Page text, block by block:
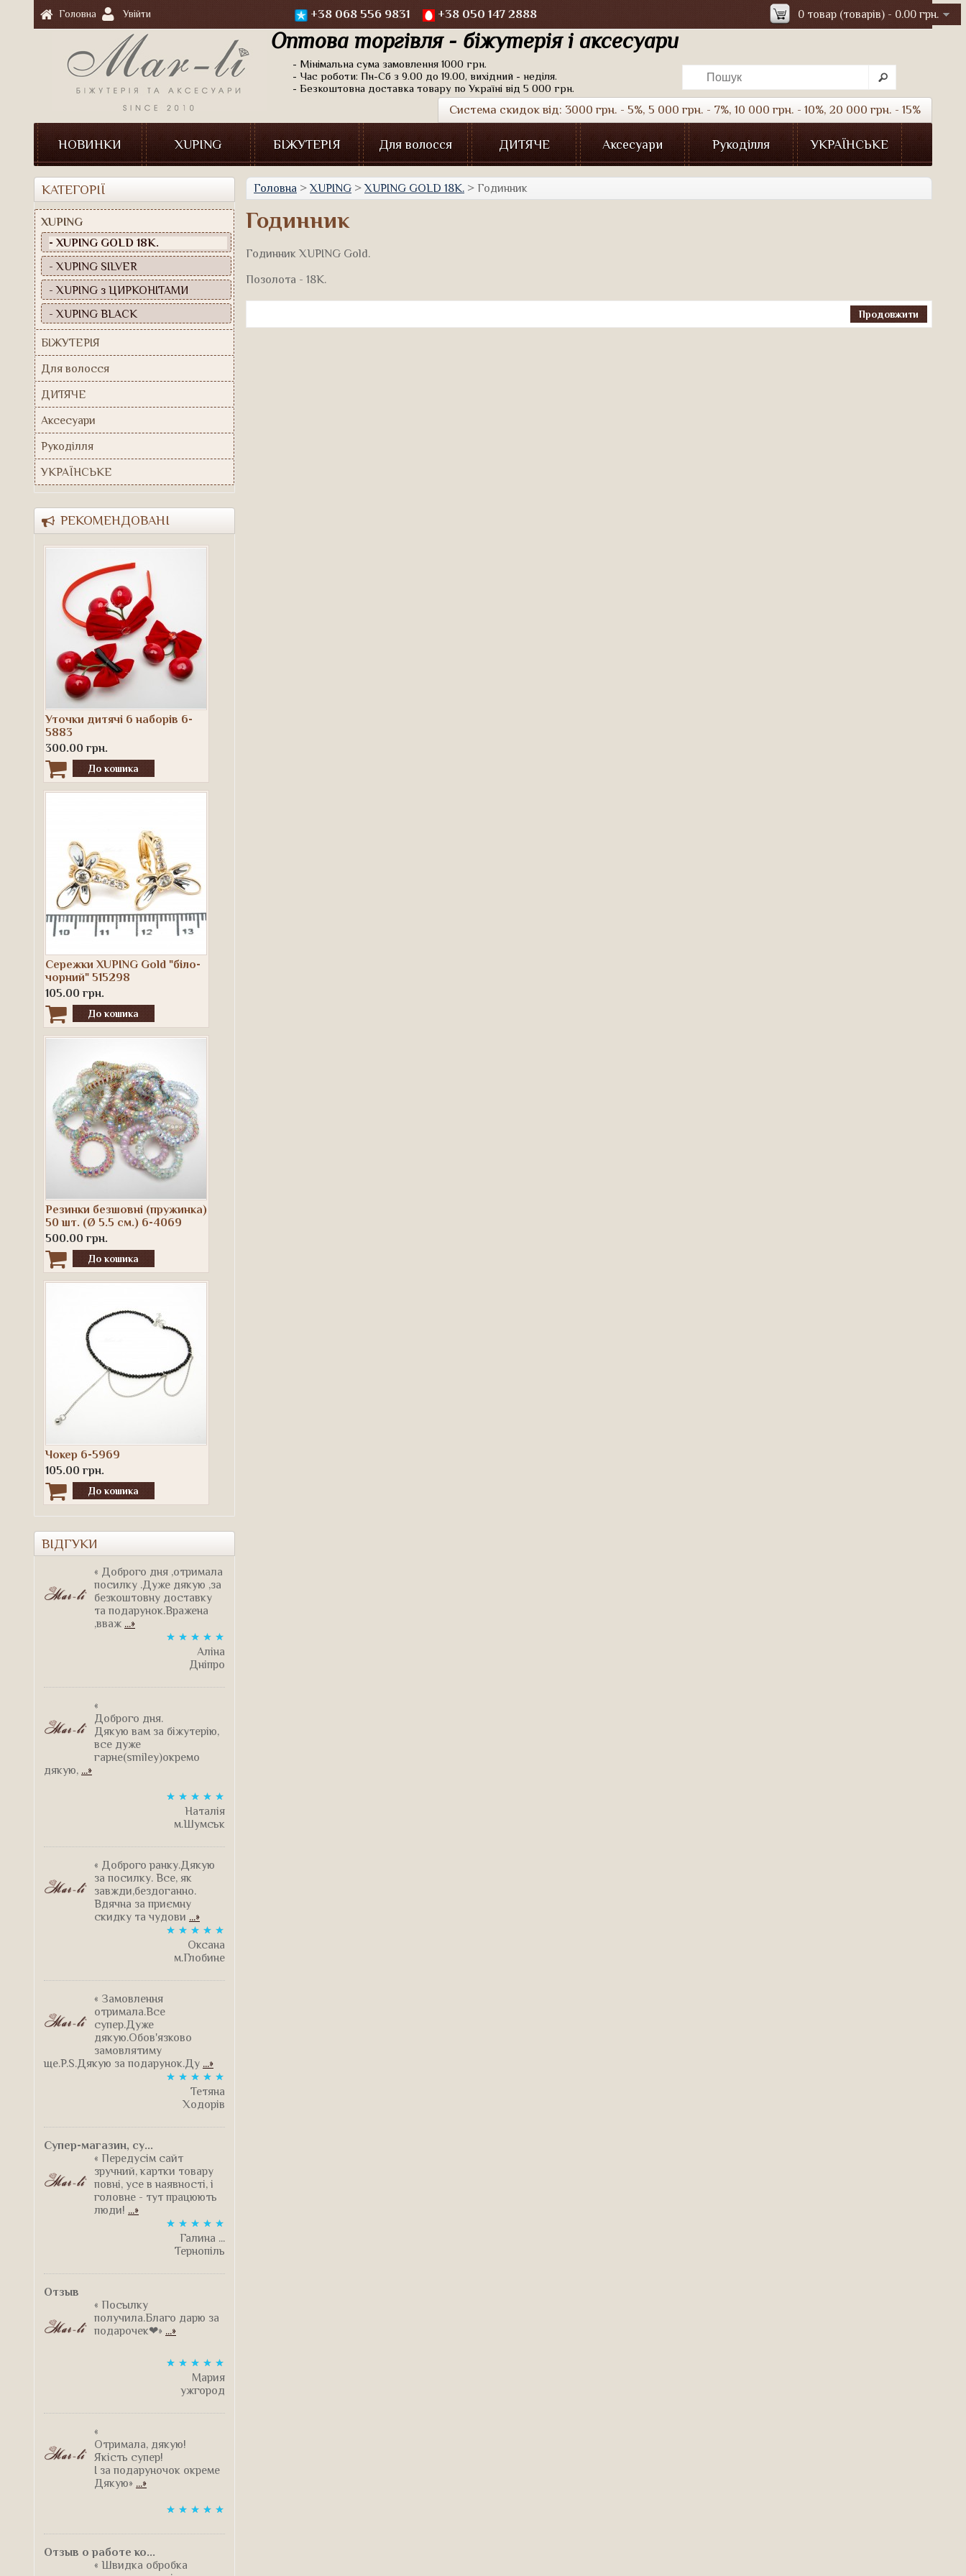
Оптова торгівля - біжутерія і аксесуари
- Мінімальна сума замовлення 1000 грн.
- Час роботи: Пн-Сб з 9.00 до 19.00, вихідний - неділя.
- Безкоштовна доставка товару по Україні від 5 000 грн.
Система скидок від: 3000 грн. - 5%, 5 000 грн. - 7%, 10 000 грн. - 10%, 20 000 грн. - 15%
+38 068 556 9831 +38 050 147 2888 0 товар (товарів) - 0.00 грн.
Головна Увійти
НОВИНКИ XUPING БІЖУТЕРІЯ Для волосся ДИТЯЧЕ Аксесуари Рукоділля УКРАЇНСЬКЕ
КАТЕГОРІЇ
XUPING
- XUPING GOLD 18К.
- XUPING SILVER
- XUPING з ЦИРКОНІТАМИ
- XUPING BLACK
БІЖУТЕРІЯ
Для волосся
ДИТЯЧЕ
Аксесуари
Рукоділля
УКРАЇНСЬКЕ
РЕКОМЕНДОВАНІ
Уточки дитячі 6 наборів 6-
5883
300.00 грн.
Сережки XUPING Gold "біло-
чорний" 515298
105.00 грн.
Резинки безшовні (пружинка)
50 шт. (Ø 5.5 см.) 6-4069
500.00 грн.
Чокер 6-5969
105.00 грн.
ВІДГУКИ
« Доброго дня ,отримала
посилку .Дуже дякую ,за
безкоштовну доставку
та подарунок.Вражена
,вваж ...»
Аліна
Дніпро
«
Доброго дня.
Дякую вам за біжутерію,
все дуже
гарне(smiley)окремо
дякую, ...»
Наталія
м.Шумськ
« Доброго ранку.Дякую
за посилку. Все, як
завжди,бездоганно.
Вдячна за приємну
скидку та чудови ...»
Оксана
м.Глобине
« Замовлення
отримала.Все
супер.Дуже
дякую.Обов'язково
замовлятиму
ще.P.S.Дякую за подарунок.Ду ...»
Тетяна
Ходорів
Супер-магазин, су...
« Передусім сайт
зручний, картки товару
повні, усе в наявності, і
головне - тут працюють
люди! ...»
Галина ...
Тернопіль
Отзыв
« Посылку
получила.Благо дарю за
подарочек❤» ...»
Мария
ужгород
«
Отримала, дякую!
Якість супер!
І за подаруночок окреме
Дякую» ...»
Отзыв о работе ко...
« Швидка обробка
Головна >XUPING >XUPING GOLD 18К. > Годинник
Годинник
Годинник XUPING Gold.
Позолота - 18К.
Продовжити